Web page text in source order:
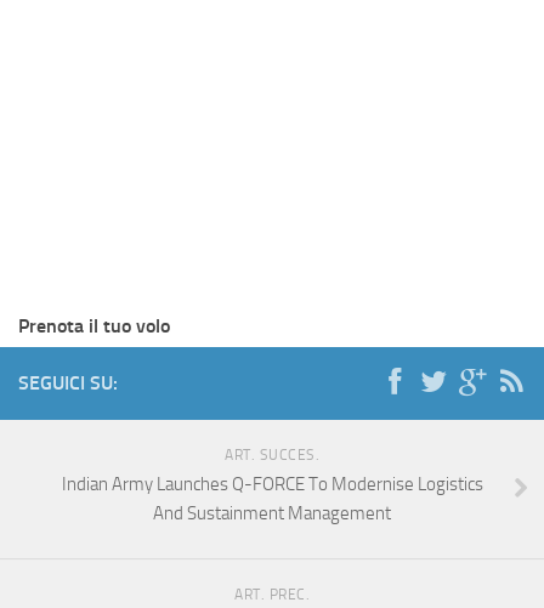
Prenota il tuo volo
SEGUICI SU:
ART. SUCCES.
Indian Army Launches Q-FORCE To Modernise Logistics
And Sustainment Management
ART. PREC.